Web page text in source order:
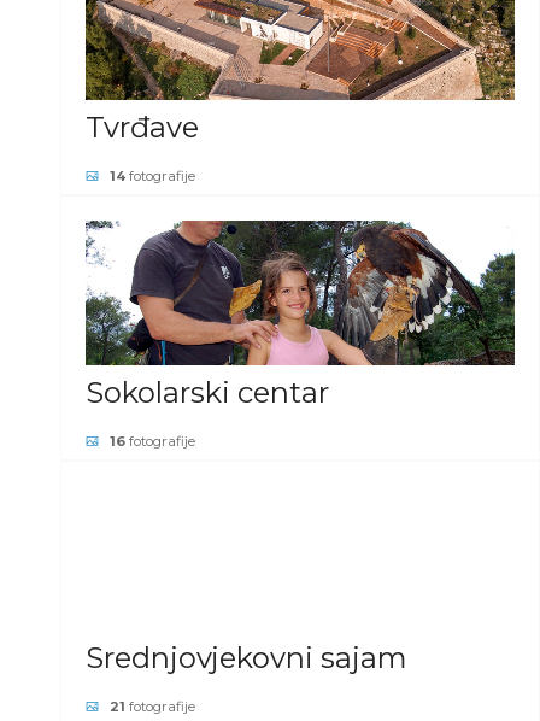
Tvrđave
14 fotografije
POGLEDAJ GALERIJU
Sokolarski centar
16 fotografije
Srednjovjekovni sajam
21 fotografije